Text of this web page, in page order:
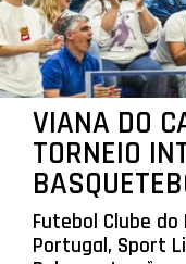
VIANA DO
TORNEIO
Futebol Clube
Portugal, Sport